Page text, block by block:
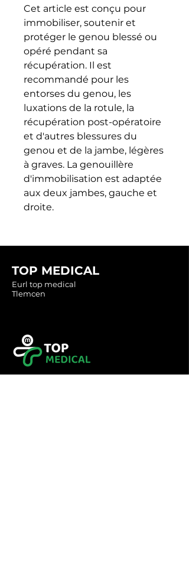
Cet article est conçu pour
immobiliser, soutenir et
protéger le genou blessé ou
opéré pendant sa
récupération. Il est
recommandé pour les
entorses du genou, les
luxations de la rotule, la
récupération post-opératoire
et d'autres blessures du
genou et de la jambe, légères
à graves. La genouillère
d'immobilisation est adaptée
aux deux jambes, gauche et
droite.
TOP MEDICAL
Eurl top medical
Tlemcen